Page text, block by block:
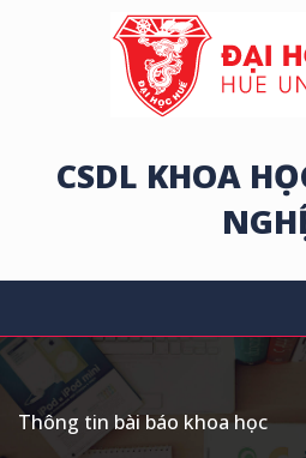
CSDL KHOA
Thông tin bài báo khoa học